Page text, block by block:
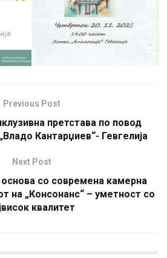
Previous Post
претстава по повод
Кантарџиев“- Гевгелија
Next Post
со современа камерна
на „Консонанс“ – уметност со
квалитет